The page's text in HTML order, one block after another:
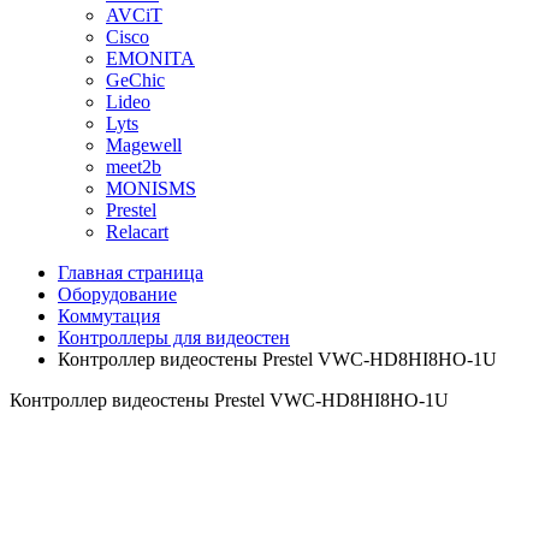
AVCiT
Cisco
EMONITA
GeChic
Lideo
Lyts
Magewell
meet2b
MONISMS
Prestel
Relacart
Главная страница
Оборудование
Коммутация
Контроллеры для видеостен
Контроллер видеостены Prestel VWC-HD8HI8HO-1U
Контроллер видеостены Prestel VWC-HD8HI8HO-1U